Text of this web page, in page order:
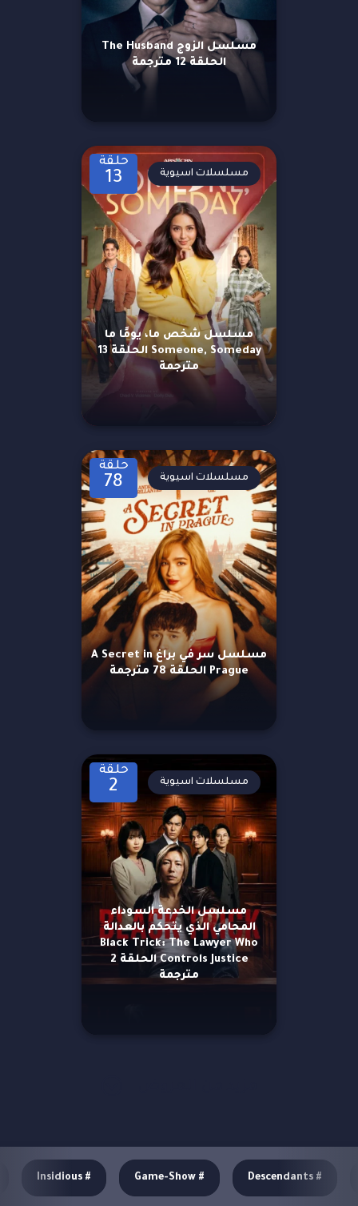
مسلسل الزوج The Husband
الحلقة 12 مترجمة
حلقة
13
مسلسل شخص ما، يومًا ما
Someone, Someday الحلقة 13
مترجمة
مسلسلات اسيوية
حلقة
78
مسلسل سر في براغ A Secret in
Prague الحلقة 78 مترجمة
مسلسلات اسيوية
حلقة
2
مسلسل الخدعة السوداء
المحامي الذي يتحكم بالعدالة
Black Trick: The Lawyer Who
Controls Justice الحلقة 2
مترجمة
مسلسلات اسيوية
#
Descendants
#
Game-Show
#
Insidious